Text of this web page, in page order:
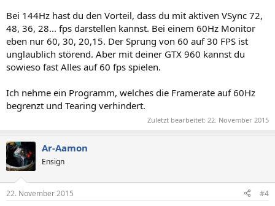
Bei 144Hz hast du den Vorteil, dass du mit aktiven VSync 72,
48, 36, 28... fps darstellen kannst. Bei einem 60Hz Monitor
eben nur 60, 30, 20,15. Der Sprung von 60 auf 30 FPS ist
unglaublich störend. Aber mit deiner GTX 960 kannst du
sowieso fast Alles auf 60 fps spielen.
Ich nehme ein Programm, welches die Framerate auf 60Hz
begrenzt und Tearing verhindert.
Zuletzt bearbeitet: 22. November 2015
Ar-Aamon
Ensign
22. November 2015 #4